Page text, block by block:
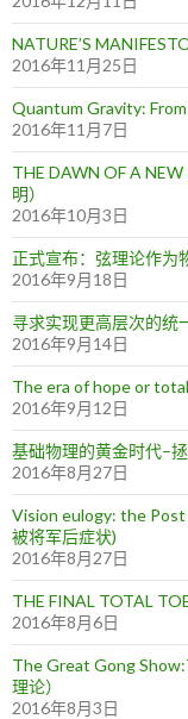
NATURE’S
2016年11月25日
Quantum Gravity:
2016年11月7日
THE DAWN OF A
明）
2016年10月3日
正式宣布：弦理论作为
2016年9月18日
寻求实现更高层次的统
2016年9月14日
The era of hope or
2016年9月12日
基础物理的黄金时代–
2016年8月27日
Vision eulogy: the Post
被将军后症状)
2016年8月27日
THE FINAL TOTAL
2016年8月6日
The Great Gong
理论）
2016年8月3日